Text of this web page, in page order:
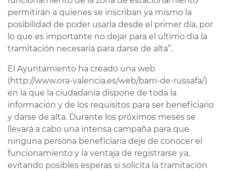
permitirán a quienes se inscriban ya mismo la
posibilidad de poder usarla desde el primer día, por
lo que es importante no dejar para el último día la
tramitación necesaria para darse de alta”.
El Ayuntamiento ha creado una web
(http://www.ora-valencia.es/web/barri-de-russafa/)
en la que la ciudadanía dispone de toda la
información y de los requisitos para ser beneficiario
y darse de alta. Durante los próximos meses se
llevará a cabo una intensa campaña para que
ninguna persona beneficiaria deje de conocer el
funcionamiento y la ventaja de registrarse ya,
evitando posibles esperas si solicita la tramitación